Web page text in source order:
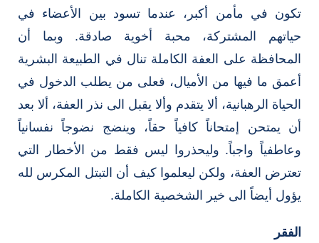
تكون في مأمن أكبر، عندما تسود بين الأعضاء في
حياتهم المشتركة، محبة أخوية صادقة. وبما أن
المحافظة على العفة الكاملة تنال في الطبيعة البشرية
أعمق ما فيها من الأميال، فعلى من يطلب الدخول في
الحياة الرهبانية، ألا يتقدم وألا يقبل الى نذر العفة، ألا بعد
أن يمتحن إمتحاناً كافياً حقاً، وينضج نضوجاً نفسانياً
وعاطفياً واجباً. وليحذروا ليس فقط من الأخطار التي
تعترض العفة، ولكن ليعلموا كيف أن التبتل المكرس لله
يؤول أيضاً الى خير الشخصية الكاملة.
الفقر